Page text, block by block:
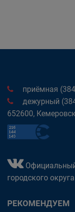
приёмная
дежурный
652600,
городского округа
РЕКОМЕНДУЕМ